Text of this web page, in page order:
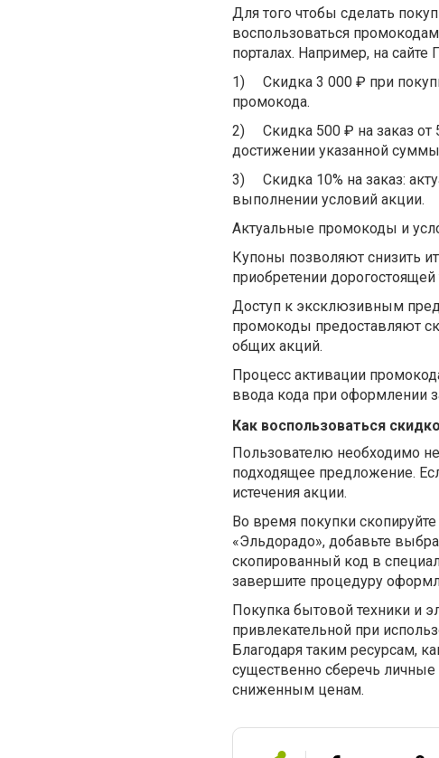
Для того чтобы сделать
воспользоваться
порталах. Например, на
1)
Скидка 3 000 ₽ при
промокода.
2)
Скидка 500 ₽ на заказ
достижении указанной
3)
Скидка 10% на заказ:
выполнении условий акции.
Актуальные промокоды и
Купоны позволяют снизить
приобретении дорогостоящей
Доступ к эксклюзивным
промокоды предоставляют
общих акций.
Процесс активации
ввода кода при оформлении
Как воспользоваться
Пользователю необходимо
подходящее предложение.
истечения акции.
Во время покупки
«Эльдорадо», добавьте
скопированный код в
завершите процедуру
Покупка бытовой техники и
привлекательной при
Благодаря таким ресурсам,
существенно сберечь
сниженным ценам.